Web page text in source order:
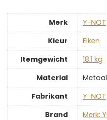
Merk
‎Y-NOT
Kleur
‎Eiken
Itemgewicht
‎18.1 kg
Material
‎Metaal
Fabrikant
‎Y-NOT
Brand
Merk: